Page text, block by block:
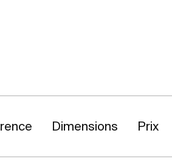
Dimensions Prix